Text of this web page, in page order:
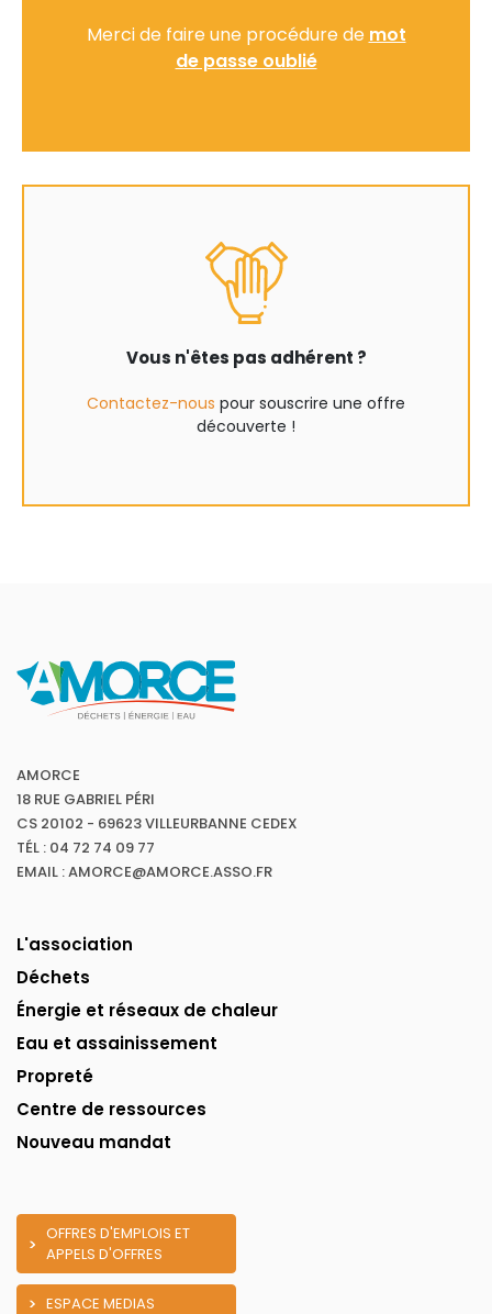
Merci de faire une procédure de mot
de passe oublié
Vous n'êtes pas adhérent ?
Contactez-nous pour souscrire une offre
découverte !
AMORCE
18 RUE GABRIEL PÉRI
CS 20102 - 69623 VILLEURBANNE CEDEX
TÉL : 04 72 74 09 77
EMAIL : AMORCE@AMORCE.ASSO.FR
L'association
Déchets
Énergie et réseaux de chaleur
Eau et assainissement
Propreté
Centre de ressources
Nouveau mandat
OFFRES D'EMPLOIS ET
APPELS D'OFFRES
ESPACE MEDIAS